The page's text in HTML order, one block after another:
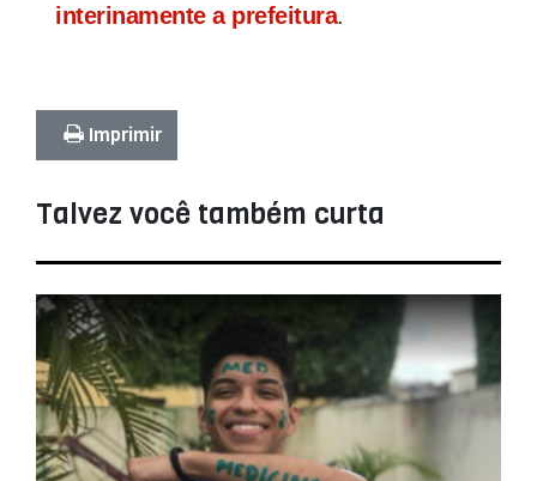
interinamente a prefeitura.
Imprimir
Talvez você também curta